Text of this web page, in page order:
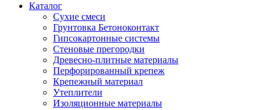
Каталог
Сухие смеси
Грунтовка Бетоноконтакт
Гипсокартонные системы
Стеновые прегородки
Древесно-плитные материалы
Перфорированный крепеж
Крепежный материал
Утеплители
Изоляционные материалы